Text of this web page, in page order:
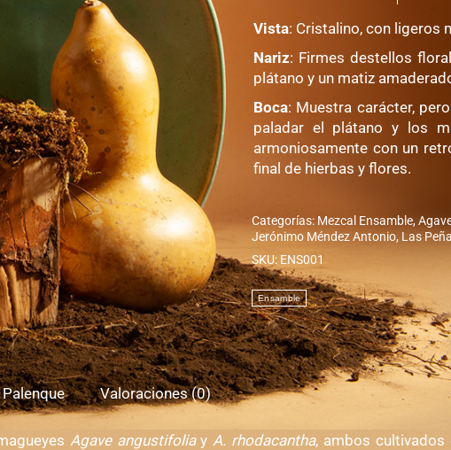
Vista: Cristalino, con ligeros
Nariz: Firmes destellos
plátano y un matiz
Boca: Muestra carácter,
paladar el plátano y los
armoniosamente con un
final de hierbas y flores.
Categorías:Mezcal Ensamble,
Jerónimo Méndez Antonio, Las
SKU: ENS001
Valoraciones (0)
Agave angustifoliay A. rhodacantha, ambos cultivados